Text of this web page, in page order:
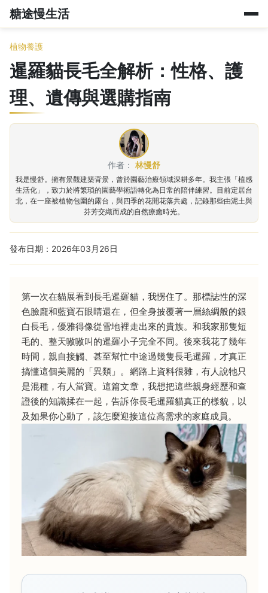
糖途慢生活
植物養護
暹羅貓長毛全解析：性格、護
理、遺傳與選購指南
作者： 林慢舒
我是慢舒。擁有景觀建築背景，曾於園藝治療領域深耕多年。我主張「植感
生活化」，致力於將繁瑣的園藝學術語轉化為日常的陪伴練習。目前定居台
北，在一座被植物包圍的露台，與四季的花開花落共處，記錄那些由泥土與
芬芳交織而成的自然療癒時光。
發布日期：2026年03月26日
第一次在貓展看到長毛暹羅貓，我愣住了。那標誌性的深
色臉龐和藍寶石眼睛還在，但全身披覆著一層絲綢般的銀
白長毛，優雅得像從雪地裡走出來的貴族。和我家那隻短
毛的、整天嗷嗷叫的暹羅小子完全不同。後來我花了幾年
時間，親自接觸、甚至幫忙中途過幾隻長毛暹羅，才真正
搞懂這個美麗的「異類」。網路上資料很雜，有人說牠只
是混種，有人當寶。這篇文章，我想把這些親身經歷和查
證後的知識揉在一起，告訴你長毛暹羅貓真正的樣貌，以
及如果你心動了，該怎麼迎接這位高需求的家庭成員。